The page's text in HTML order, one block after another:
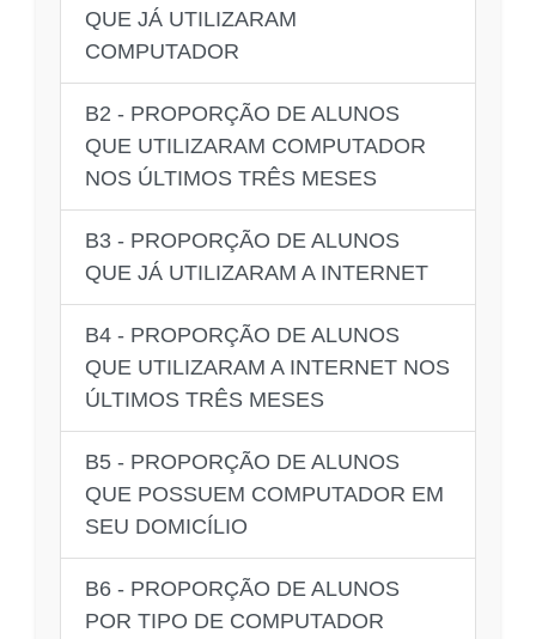
QUE JÁ UTILIZARAM
COMPUTADOR
B2 - PROPORÇÃO DE ALUNOS
QUE UTILIZARAM COMPUTADOR
NOS ÚLTIMOS TRÊS MESES
B3 - PROPORÇÃO DE ALUNOS
QUE JÁ UTILIZARAM A INTERNET
B4 - PROPORÇÃO DE ALUNOS
QUE UTILIZARAM A INTERNET NOS
ÚLTIMOS TRÊS MESES
B5 - PROPORÇÃO DE ALUNOS
QUE POSSUEM COMPUTADOR EM
SEU DOMICÍLIO
B6 - PROPORÇÃO DE ALUNOS
POR TIPO DE COMPUTADOR